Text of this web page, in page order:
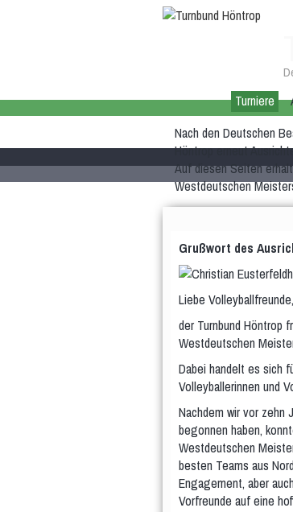
Turniere
Nach den Deutschen
Höntrop erneut
Auf diesen Seiten
Westdeutschen
Grußwort des
Liebe Volleyballfreunde,
der Turnbund Höntrop
Westdeutschen
Dabei handelt es sich
Volleyballerinnen und
Nachdem wir vor zehn
begonnen haben,
Westdeutschen
besten Teams aus
Engagement, aber
Vorfreunde auf eine